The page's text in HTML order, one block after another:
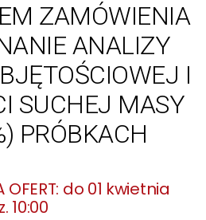
ZAMÓWIENIA
ANALIZY
I
SUCHEJ MASY
PRÓBKACH
do 01 kwietnia
10:00